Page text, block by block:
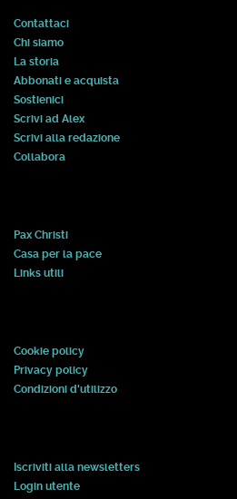
Contattaci
Chi siamo
La storia
Abbonati e acquista
Sostienici
Scrivi ad Alex
Scrivi alla redazione
Collabora
Pax Christi
Casa per la pace
Links utili
Cookie policy
Privacy policy
Condizioni d'utilizzo
Iscriviti alla newsletters
Login utente